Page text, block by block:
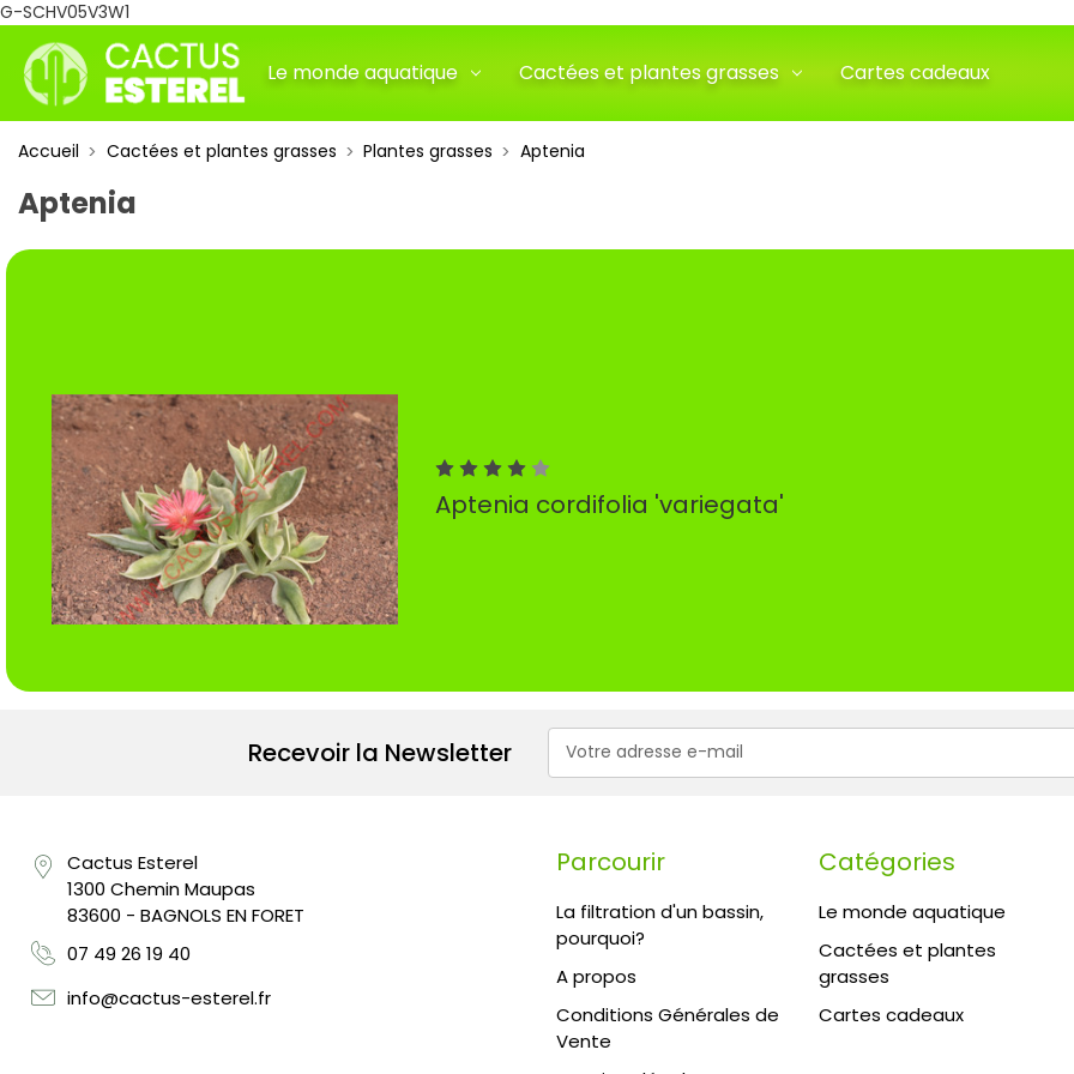
G-SCHV05V3W1
Le monde aquatique Cactées et plantes grasses Cartes cadeaux
Accueil Cactées et plantes grasses Plantes grasses Aptenia
Aptenia
Aptenia cordifolia 'variegata'
Recevoir la Newsletter
Adresse
Cactus Esterel
1300 Chemin Maupas
83600 - BAGNOLS EN FORET
07 49 26 19 40
info@cactus-esterel.fr
Parcourir
La filtration d'un bassin,
pourquoi?
A propos
Conditions Générales de
Vente
Catégories
Le monde aquatique
Cactées et plantes
grasses
Cartes cadeaux